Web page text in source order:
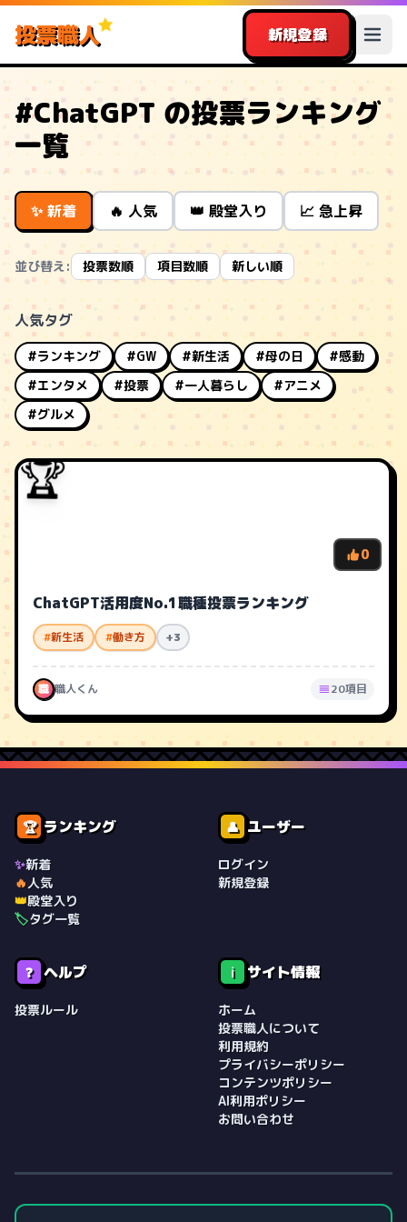
投票職人 新規登録
#ChatGPT の投票ランキング
一覧
✨ 新着 🔥 人気 👑 殿堂入り 📈 急上昇
並び替え: 投票数順 項目数順 新しい順
人気タグ
#ランキング #GW #新生活 #母の日
#感動
#エンタメ
#投票 #一人暮らし
#アニメ
#グルメ
🏆
0
ChatGPT活用度No.1職種投票ランキング
#新生活 #働き方 +3
職 職人くん 20項目
🏆 ランキング
✨新着
🔥人気
👑殿堂入り
🏷️タグ一覧
👤 ユーザー
ログイン
新規登録
❓ ヘルプ
投票ルール
ℹ️ サイト情報
ホーム
投票職人について
利用規約
プライバシーポリシー
コンテンツポリシー
AI利用ポリシー
お問い合わせ